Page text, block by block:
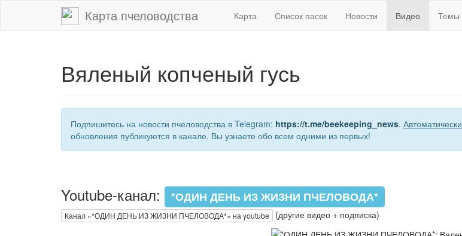
Карта пчеловодства Карта Список пасек Новости Видео Темы
Вяленый копченый гусь
Подпишитесь на новости пчеловодства в Telegram: https://t.me/beekeeping_news. Автоматически
обновления публикуются в канале. Вы узнаете обо всем одними из первых!
Youtube-канал: *ОДИН ДЕНЬ ИЗ ЖИЗНИ ПЧЕЛОВОДА*
Канал «*ОДИН ДЕНЬ ИЗ ЖИЗНИ ПЧЕЛОВОДА*» на youtube (другие видео + подписка)